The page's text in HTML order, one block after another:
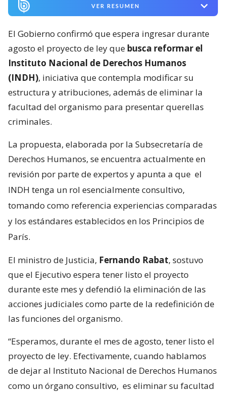
VER RESUMEN
El Gobierno confirmó que espera ingresar durante
agosto el proyecto de ley que busca reformar el
Instituto Nacional de Derechos Humanos
(INDH), iniciativa que contempla modificar su
estructura y atribuciones, además de eliminar la
facultad del organismo para presentar querellas
criminales.
La propuesta, elaborada por la Subsecretaría de
Derechos Humanos, se encuentra actualmente en
revisión por parte de expertos y apunta a que el
INDH tenga un rol esencialmente consultivo,
tomando como referencia experiencias comparadas
y los estándares establecidos en los Principios de
París.
El ministro de Justicia, Fernando Rabat, sostuvo
que el Ejecutivo espera tener listo el proyecto
durante este mes y defendió la eliminación de las
acciones judiciales como parte de la redefinición de
las funciones del organismo.
“Esperamos, durante el mes de agosto, tener listo el
proyecto de ley. Efectivamente, cuando hablamos
de dejar al Instituto Nacional de Derechos Humanos
como un órgano consultivo, es eliminar su facultad